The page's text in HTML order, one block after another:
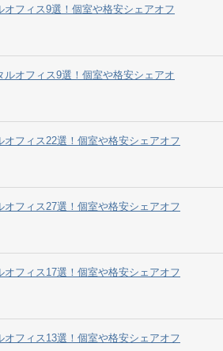
オフィス9選！個室や格安シェアオフ
ルオフィス9選！個室や格安シェアオ
オフィス22選！個室や格安シェアオフ
オフィス27選！個室や格安シェアオフ
オフィス17選！個室や格安シェアオフ
オフィス13選！個室や格安シェアオフ